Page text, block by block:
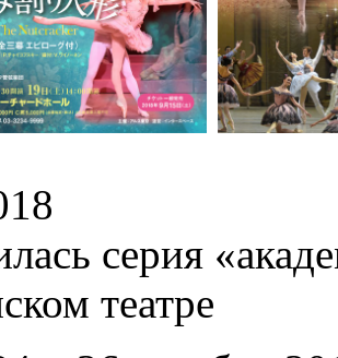
серия
театре